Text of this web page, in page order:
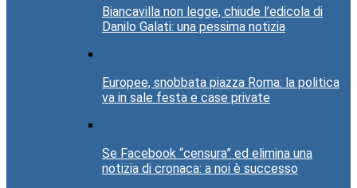
Biancavilla non legge, chiude l’edicola di
Danilo Galati: una pessima notizia
Europee, snobbata piazza Roma: la politica
va in sale festa e case private
Se Facebook “censura” ed elimina una
notizia di cronaca: a noi è successo